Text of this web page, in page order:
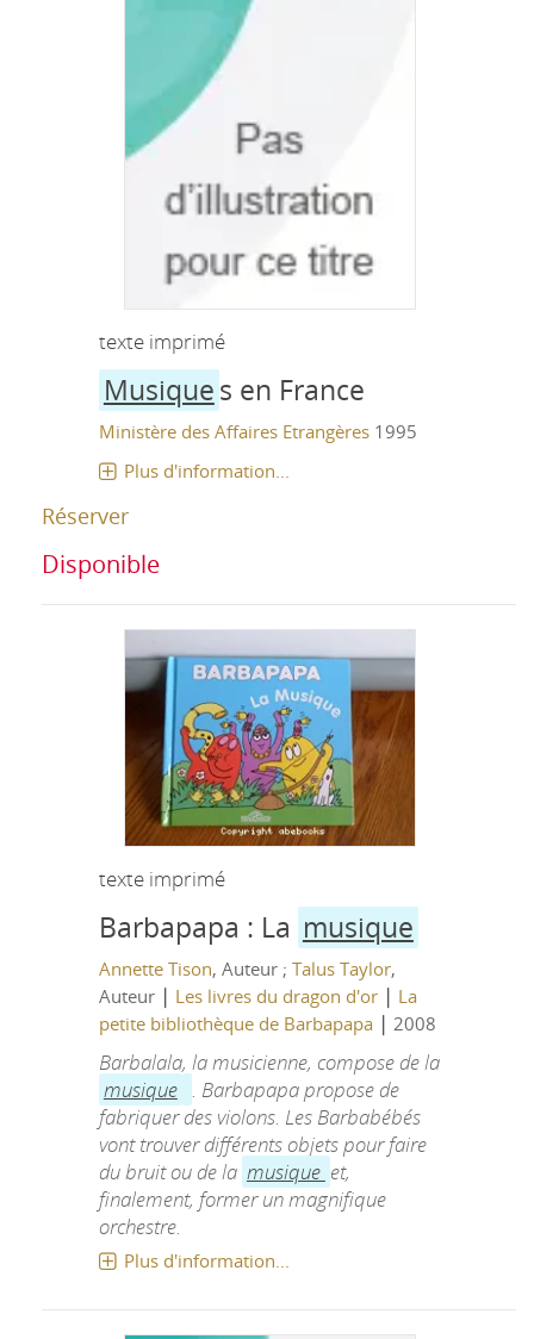
texte imprimé
Musiques en France
Ministère des Affaires Etrangères 1995
Plus d'information...
Réserver
Disponible
texte imprimé
Barbapapa : La musique
Annette Tison, Auteur ; Talus Taylor,
Auteur | Les livres du dragon d'or| La
petite bibliothèque de Barbapapa| 2008
Barbalala, la musicienne, compose de la
musique . Barbapapa propose de
fabriquer des violons. Les Barbabébés
vont trouver différents objets pour faire
du bruit ou de la musique et,
finalement, former un magnifique
orchestre.
Plus d'information...